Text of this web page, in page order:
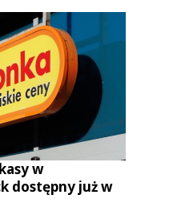
w
dostępny już w